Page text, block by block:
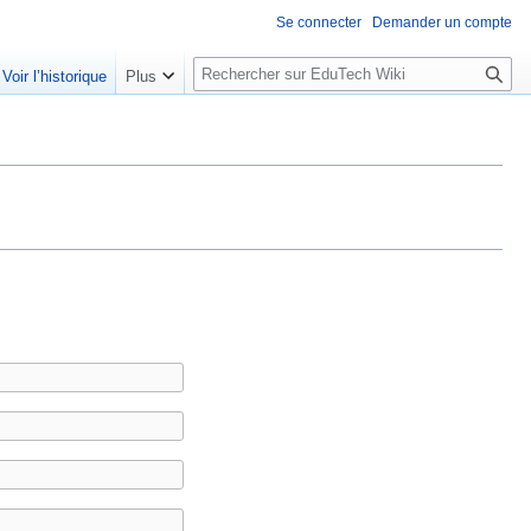
Se connecter Demander un compte
Voir l’historique Plus
R
e
e
h